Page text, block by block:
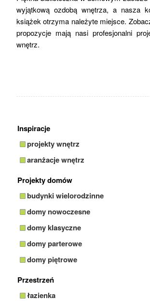
wyjątkową ozdobą wnętrza, a nasza
książek otrzyma należyte miejsce.
propozycje mają nasi profesjonalni
wnętrz.
Inspiracje
projekty wnętrz
aranżacje wnętrz
Projekty domów
budynki wielorodzinne
domy nowoczesne
domy klasyczne
domy parterowe
domy piętrowe
Przestrzeń
łazienka